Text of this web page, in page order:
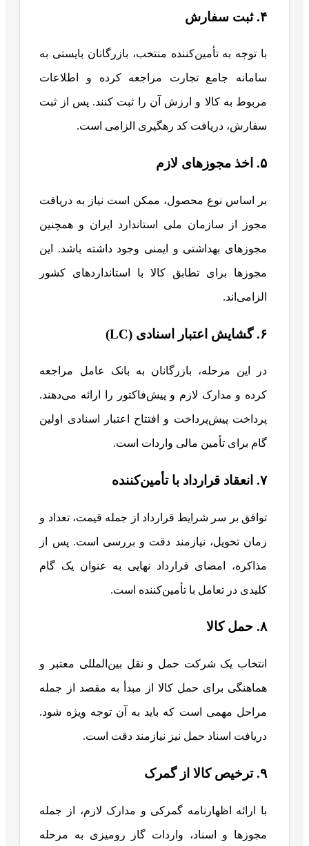
۴. ثبت سفارش
با توجه به تأمین‌کننده منتخب، بازرگانان بایستی به
سامانه جامع تجارت مراجعه کرده و اطلاعات
مربوط به کالا و ارزش آن را ثبت کنند. پس از ثبت
سفارش، دریافت کد رهگیری الزامی است.
۵. اخذ مجوزهای لازم
بر اساس نوع محصول، ممکن است نیاز به دریافت
مجوز از سازمان ملی استاندارد ایران و همچنین
مجوزهای بهداشتی و ایمنی وجود داشته باشد. این
مجوزها برای تطابق کالا با استانداردهای کشور
الزامی‌اند.
۶. گشایش اعتبار اسنادی (LC)
در این مرحله، بازرگانان به بانک عامل مراجعه
کرده و مدارک لازم و پیش‌فاکتور را ارائه می‌دهند.
پرداخت پیش‌پرداخت و افتتاح اعتبار اسنادی اولین
گام برای تأمین مالی واردات است.
۷. انعقاد قرارداد با تأمین‌کننده
توافق بر سر شرایط قرارداد از جمله قیمت، تعداد و
زمان تحویل، نیازمند دقت و بررسی است. پس از
مذاکره، امضای قرارداد نهایی به عنوان یک گام
کلیدی در تعامل با تأمین‌کننده است.
۸. حمل کالا
انتخاب یک شرکت حمل و نقل بین‌المللی معتبر و
هماهنگی برای حمل کالا از مبدأ به مقصد از جمله
مراحل مهمی است که باید به آن توجه ویژه شود.
دریافت اسناد حمل نیز نیازمند دقت است.
۹. ترخیص کالا از گمرک
با ارائه اظهارنامه گمرکی و مدارک لازم، از جمله
مجوزها و اسناد، واردات گاز رومیزی به مرحله